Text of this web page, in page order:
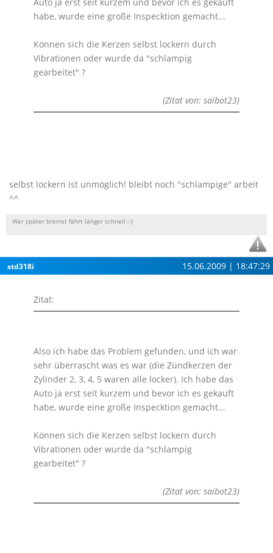
habe, wurde eine große Inspecktion gemacht...
Können sich die Kerzen selbst lockern durch
Vibrationen oder wurde da "schlampig
gearbeitet" ?
(Zitat von: saibot23)
selbst lockern ist unmöglich! bleibt noch "schlampige" arbeit
^^
Wer später bremst fährt länger schnell :-)
std318i 15.06.2009 | 18:47:29
Zitat:
Also ich habe das Problem gefunden, und ich war
sehr überrascht was es war (die Zündkerzen der
Zylinder 2, 3, 4, 5 waren alle locker). Ich habe das
Auto ja erst seit kurzem und bevor ich es gekauft
habe, wurde eine große Inspecktion gemacht...
Können sich die Kerzen selbst lockern durch
Vibrationen oder wurde da "schlampig
gearbeitet" ?
(Zitat von: saibot23)